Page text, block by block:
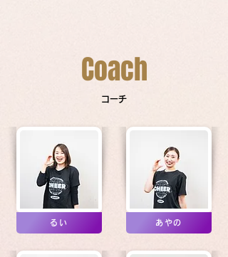
Coach
コーチ
るい あやの